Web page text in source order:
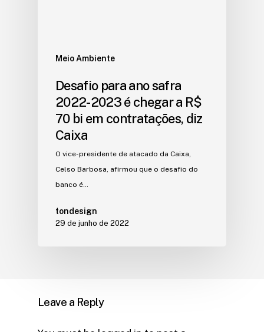
Meio Ambiente
Desafio para ano safra
2022-2023 é chegar a R$
70 bi em contratações, diz
Caixa
O vice-presidente de atacado da Caixa,
Celso Barbosa, afirmou que o desafio do
banco é…
tondesign
29 de junho de 2022
Leave a Reply